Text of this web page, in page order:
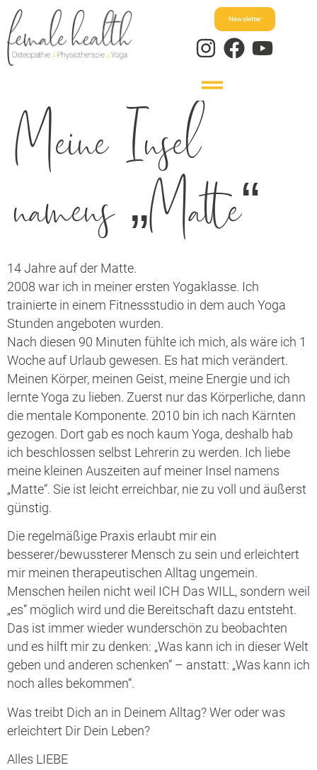
Newsletter
Meine Insel
namens „Matte“
14 Jahre auf der Matte.
2008 war ich in meiner ersten Yogaklasse. Ich
trainierte in einem Fitnessstudio in dem auch Yoga
Stunden angeboten wurden.
Nach diesen 90 Minuten fühlte ich mich, als wäre ich 1
Woche auf Urlaub gewesen. Es hat mich verändert.
Meinen Körper, meinen Geist, meine Energie und ich
lernte Yoga zu lieben. Zuerst nur das Körperliche, dann
die mentale Komponente. 2010 bin ich nach Kärnten
gezogen. Dort gab es noch kaum Yoga, deshalb hab
ich beschlossen selbst Lehrerin zu werden. Ich liebe
meine kleinen Auszeiten auf meiner Insel namens
„Matte“. Sie ist leicht erreichbar, nie zu voll und äußerst
günstig.
Die regelmäßige Praxis erlaubt mir ein
besserer/bewussterer Mensch zu sein und erleichtert
mir meinen therapeutischen Alltag ungemein.
Menschen heilen nicht weil ICH Das WILL, sondern weil
„es“ möglich wird und die Bereitschaft dazu entsteht.
Das ist immer wieder wunderschön zu beobachten
und es hilft mir zu denken: „Was kann ich in dieser Welt
geben und anderen schenken“ – anstatt: „Was kann ich
noch alles bekommen“.
Was treibt Dich an in Deinem Alltag? Wer oder was
erleichtert Dir Dein Leben?
Alles LIEBE